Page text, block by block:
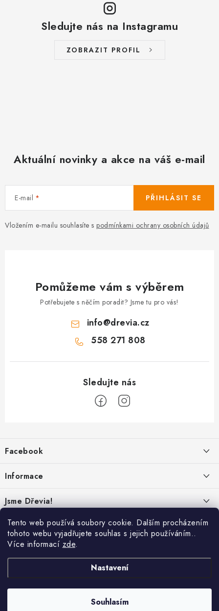
Tento web používá soubory cookie. Dalším procházením
tohoto webu vyjadřujete souhlas s jejich používáním..
Více informací zde.
Nastavení
Souhlasím
Sledujte nás na Instagramu
ZOBRAZIT PROFIL
Aktuální novinky a akce na váš e-mail
E-mail
Vložením e-mailu souhlasíte s podmínkami ochrany osobních údajů
PŘIHLÁSIT SE
Pomůžeme vám s výběrem
Potřebujete s něčím poradit? Jsme tu pro vás!
info@drevia.cz
558 271 808
p
a
Facebook
Informace
Reklamace & vrácení
Hodnocení
Jsme Dřevia!
Kontakt
Náš příběh
Udržitelnost
Nabídka pro firmy
Dřevia. Všechna práva vyhrazena.